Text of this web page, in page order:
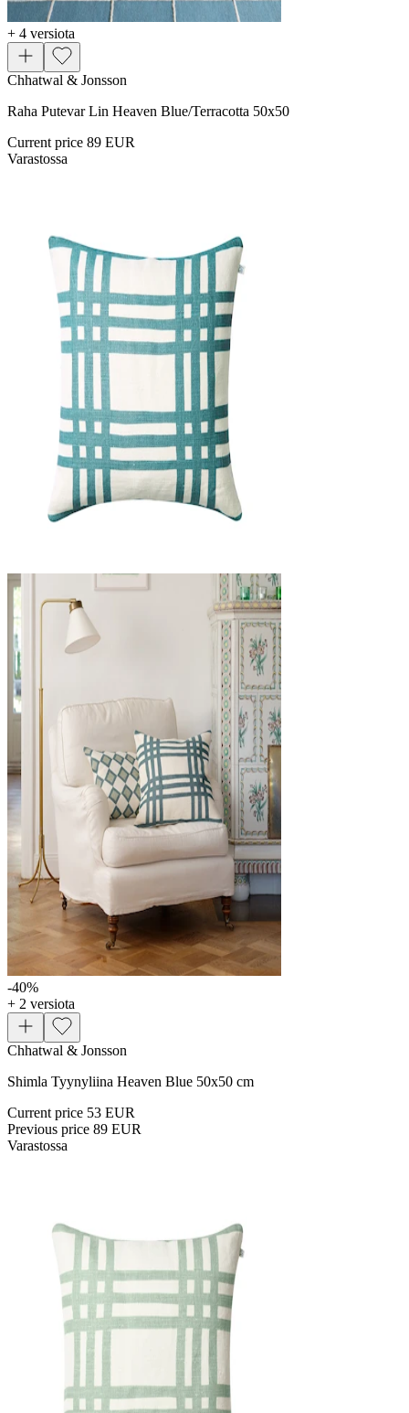
+ 4 versiota
Chhatwal & Jonsson
Raha Putevar Lin Heaven Blue/Terracotta 50x50
Current price 89 EUR
Varastossa
-40%
+ 2 versiota
Chhatwal & Jonsson
Shimla Tyynyliina Heaven Blue 50x50 cm
Current price 53 EUR
Previous price 89 EUR
Varastossa